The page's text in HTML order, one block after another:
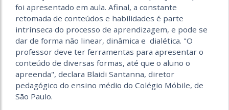
foi apresentado em aula. Afinal, a constante
retomada de conteúdos e habilidades é parte
intrínseca do processo de aprendizagem, e pode se
dar de forma não linear, dinâmica e dialética. "O
professor deve ter ferramentas para apresentar o
conteúdo de diversas formas, até que o aluno o
apreenda", declara Blaidi Santanna, diretor
pedagógico do ensino médio do Colégio Móbile, de
São Paulo.